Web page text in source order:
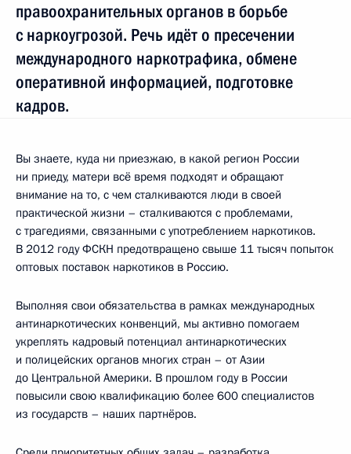
правоохранительных органов в борьбе
с наркоугрозой. Речь идёт о пресечении
международного наркотрафика, обмене
оперативной информацией, подготовке
кадров.
Вы знаете, куда ни приезжаю, в какой регион России
ни приеду, матери всё время подходят и обращают
внимание на то, с чем сталкиваются люди в своей
практической жизни – сталкиваются с проблемами,
с трагедиями, связанными с употреблением наркотиков.
В 2012 году ФСКН предотвращено свыше 11 тысяч попыток
оптовых поставок наркотиков в Россию.
Выполняя свои обязательства в рамках международных
антинаркотических конвенций, мы активно помогаем
укреплять кадровый потенциал антинаркотических
и полицейских органов многих стран – от Азии
до Центральной Америки. В прошлом году в России
повысили свою квалификацию более 600 специалистов
из государств – наших партнёров.